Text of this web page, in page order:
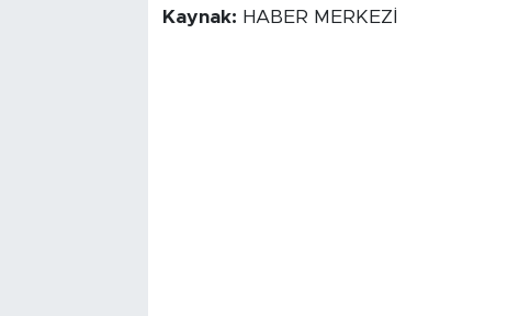
Kaynak: HABER MERKEZİ